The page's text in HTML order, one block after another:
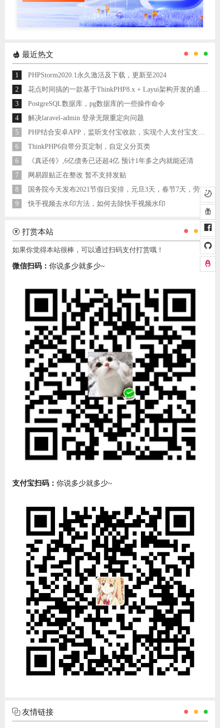
最近热文
1
PHPStorm2020.1永久激活及下载，更新至2024
2
3
PostgreSQL数据库，pg数据库的一些操作命令
4
解决laravel-admin 登录无限重定向问题
5
6
ThinkPHP6自带分页定制，自定义分页类
6
《真还传》,6亿债务已还超4亿 预计1年多之内就能还清
7
网易跟贴正在整改 暂不支持发贴
8
国务院今天发布2021节假日安排，元旦3天，春节7天，劳动节5天
9
快手视频去水印方法，如何去除快手视频水印
打赏本站
如果你觉得本站很棒，可以通过扫码支付打赏哦！
微信扫码： 你说多少就多少~
支付宝扫码： 你说多少就多少~
友情链接